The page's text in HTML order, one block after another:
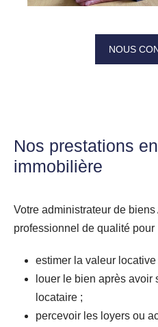
NOUS
Nos prestations
immobilière
Votre administrateur de
professionnel de qualité pour
estimer la valeur
louer le bien après
locataire ;
percevoir les loyers ou